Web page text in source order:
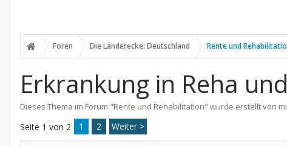
Foren Die Länderecke: Deutschland Rente und
Erkrankung in Reha
Dieses Thema im Forum "Rente und Rehabilitation" wurde erstellt von
Seite 1 von 2 1 2 Weiter >